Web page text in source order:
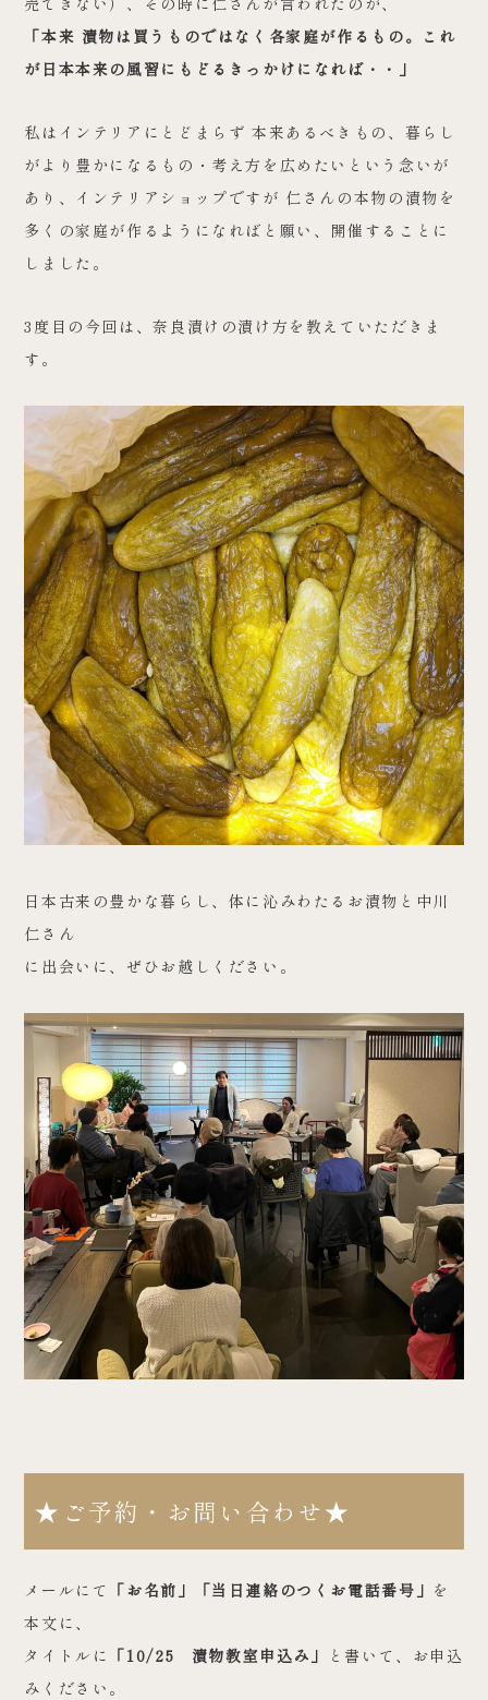
「本来 漬物は買うものではなく各家庭が作るもの。これ
が日本本来の風習にもどるきっかけになれば・・」
私はインテリアにとどまらず 本来あるべきもの、暮らし
がより豊かになるもの・考え方を広めたいという念いが
あり、インテリアショップですが 仁さんの本物の漬物を
多くの家庭が作るようになればと願い、開催することに
しました。
3度目の今回は、奈良漬けの漬け方を教えていただきま
す。
日本古来の豊かな暮らし、体に沁みわたるお漬物と中川
仁さん
に出会いに、ぜひお越しください。
★ご予約・お問い合わせ★
メールにて 「お名前」「当日連絡のつくお電話番号」 を
本文に、
タイトルに 「10/25 漬物教室申込み」
と書いて、お申込
みください。